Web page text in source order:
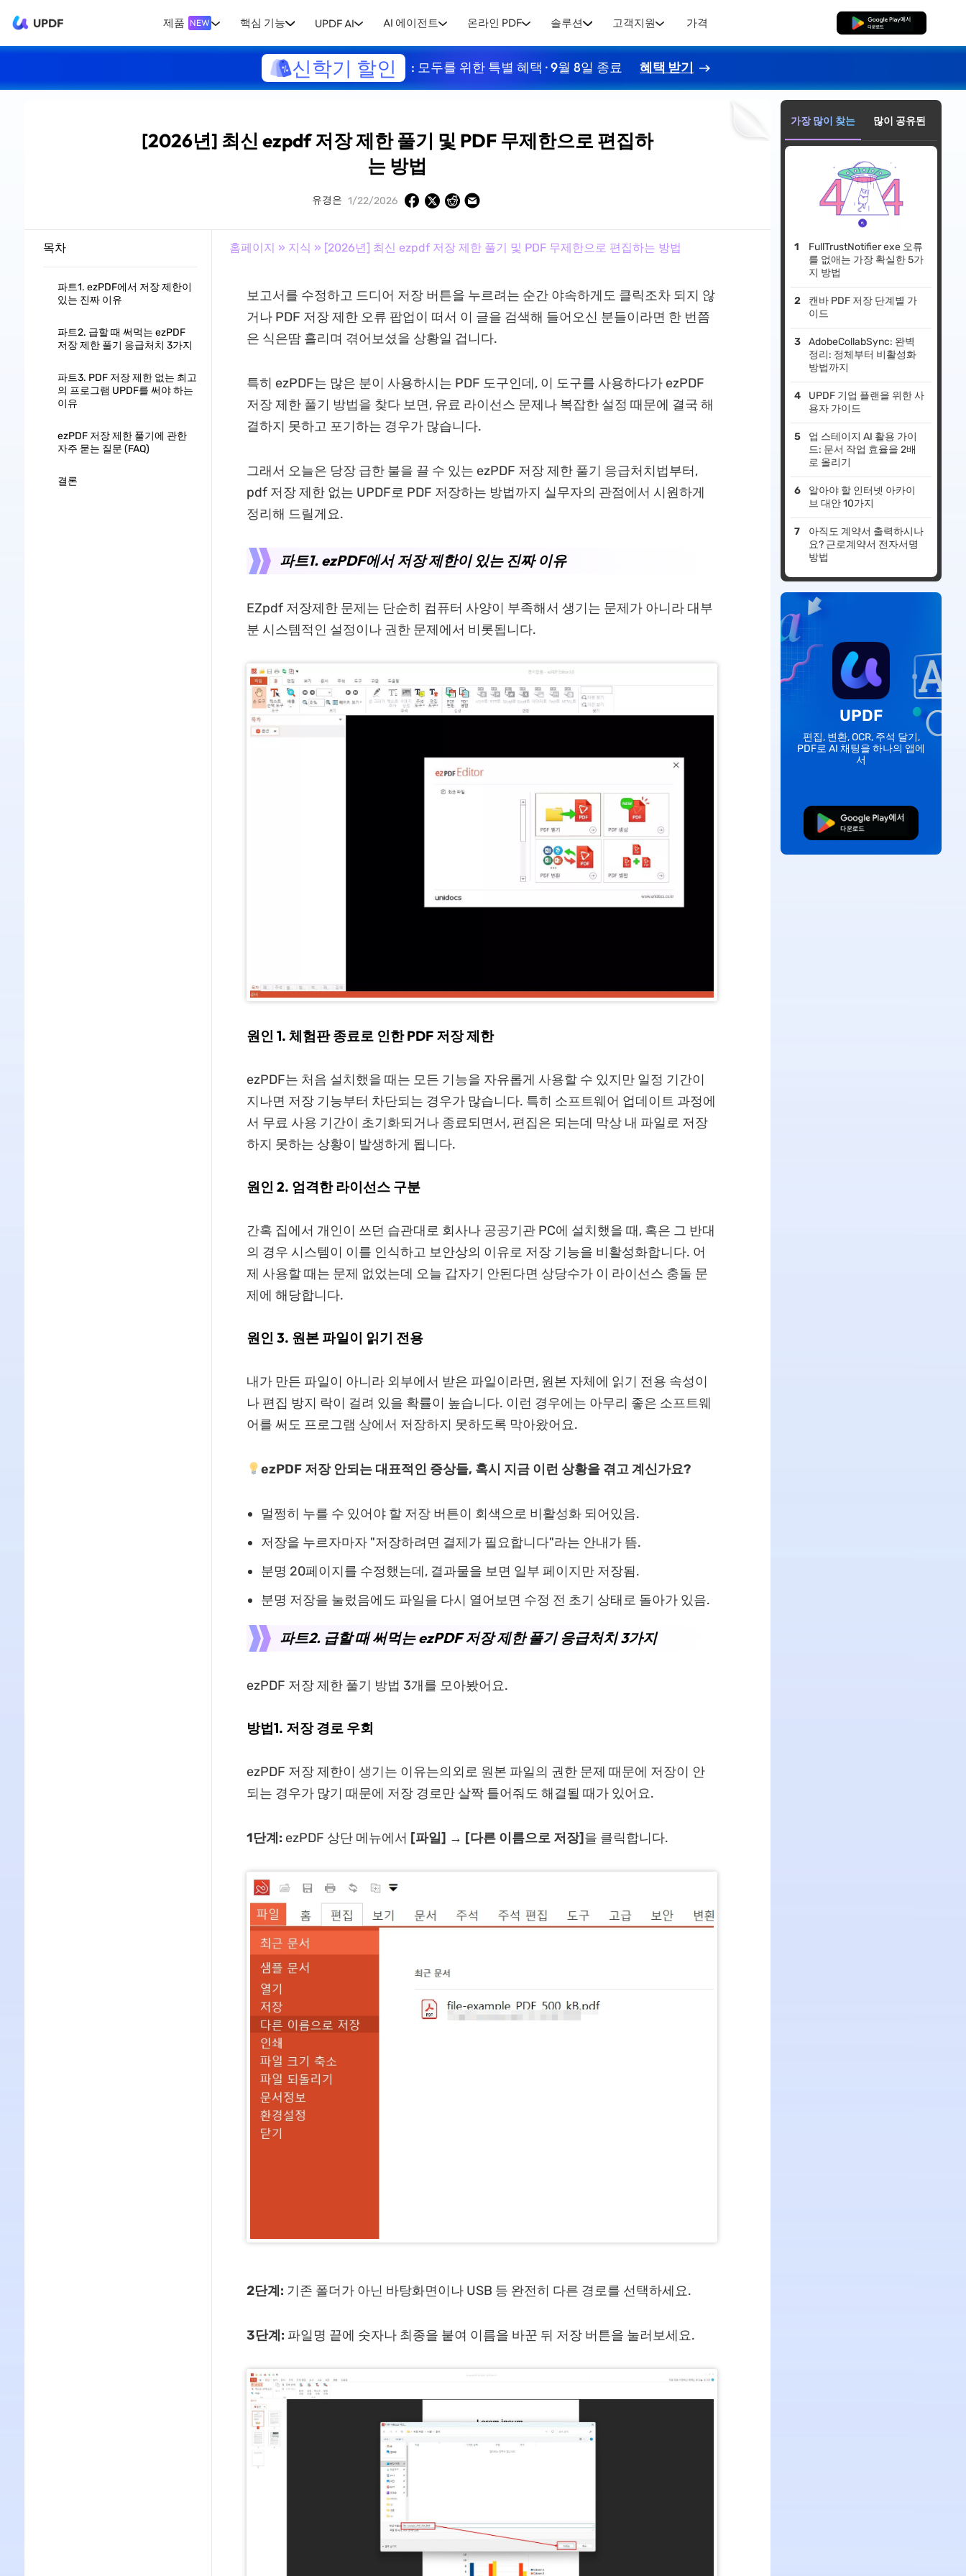
UPDF 제품 NEW 핵심 기능 UPDF AI AI 에이전트 온라인 PDF 솔루션 고객지원 가격 무료로 다운로드
신학기 할인 : 모두를 위한 특별 혜택 · 9월 8일 종료 혜택 받기
[2026년] 최신 ezpdf 저장 제한 풀기 및 PDF 무제한으로 편집하
는 방법
유경은 1/22/2026
목차
파트1. ezPDF에서 저장 제한이
있는 진짜 이유
파트2. 급할 때 써먹는 ezPDF
저장 제한 풀기 응급처치 3가지
파트3. PDF 저장 제한 없는 최고
의 프로그램 UPDF를 써야 하는
이유
ezPDF 저장 제한 풀기에 관한
자주 묻는 질문 (FAQ)
결론
홈페이지 » 지식 » [2026년] 최신 ezpdf 저장 제한 풀기 및 PDF 무제한으로 편집하는 방법
보고서를 수정하고 드디어 저장 버튼을 누르려는 순간 야속하게도 클릭조차 되지 않
거나 PDF 저장 제한 오류 팝업이 떠서 이 글을 검색해 들어오신 분들이라면 한 번쯤
은 식은땀 흘리며 겪어보셨을 상황일 겁니다.
특히 ezPDF는 많은 분이 사용하시는 PDF 도구인데, 이 도구를 사용하다가 ezPDF
저장 제한 풀기 방법을 찾다 보면, 유료 라이선스 문제나 복잡한 설정 때문에 결국 해
결하지 못하고 포기하는 경우가 많습니다.
그래서 오늘은 당장 급한 불을 끌 수 있는 ezPDF 저장 제한 풀기 응급처치법부터,
pdf 저장 제한 없는 UPDF로 PDF 저장하는 방법까지 실무자의 관점에서 시원하게
정리해 드릴게요.
파트1. ezPDF에서 저장 제한이 있는 진짜 이유
EZpdf 저장제한 문제는 단순히 컴퓨터 사양이 부족해서 생기는 문제가 아니라 대부
분 시스템적인 설정이나 권한 문제에서 비롯됩니다.
원인 1. 체험판 종료로 인한 PDF 저장 제한
ezPDF는 처음 설치했을 때는 모든 기능을 자유롭게 사용할 수 있지만 일정 기간이
지나면 저장 기능부터 차단되는 경우가 많습니다. 특히 소프트웨어 업데이트 과정에
서 무료 사용 기간이 초기화되거나 종료되면서, 편집은 되는데 막상 내 파일로 저장
하지 못하는 상황이 발생하게 됩니다.
원인 2. 엄격한 라이선스 구분
간혹 집에서 개인이 쓰던 습관대로 회사나 공공기관 PC에 설치했을 때, 혹은 그 반대
의 경우 시스템이 이를 인식하고 보안상의 이유로 저장 기능을 비활성화합니다. 어
제 사용할 때는 문제 없었는데 오늘 갑자기 안된다면 상당수가 이 라이선스 충돌 문
제에 해당합니다.
원인 3. 원본 파일이 읽기 전용
내가 만든 파일이 아니라 외부에서 받은 파일이라면, 원본 자체에 읽기 전용 속성이
나 편집 방지 락이 걸려 있을 확률이 높습니다. 이런 경우에는 아무리 좋은 소프트웨
어를 써도 프로그램 상에서 저장하지 못하도록 막아왔어요.
ezPDF 저장 안되는 대표적인 증상들, 혹시 지금 이런 상황을 겪고 계신가요?
멀쩡히 누를 수 있어야 할 저장 버튼이 회색으로 비활성화 되어있음.
저장을 누르자마자 "저장하려면 결제가 필요합니다"라는 안내가 뜸.
분명 20페이지를 수정했는데, 결과물을 보면 일부 페이지만 저장됨.
분명 저장을 눌렀음에도 파일을 다시 열어보면 수정 전 초기 상태로 돌아가 있음.
파트2. 급할 때 써먹는 ezPDF 저장 제한 풀기 응급처치 3가지
ezPDF 저장 제한 풀기 방법 3개를 모아봤어요.
방법1. 저장 경로 우회
ezPDF 저장 제한이 생기는 이유는의외로 원본 파일의 권한 문제 때문에 저장이 안
되는 경우가 많기 때문에 저장 경로만 살짝 틀어줘도 해결될 때가 있어요.
1단계: ezPDF 상단 메뉴에서 [파일] → [다른 이름으로 저장] 을 클릭합니다.
2단계: 기존 폴더가 아닌 바탕화면이나 USB 등 완전히 다른 경로를 선택하세요.
3단계: 파일명 끝에 숫자나 최종을 붙여 이름을 바꾼 뒤 저장 버튼을 눌러보세요.
가장 많이 찾는 많이 공유된
FullTrustNotifier exe 오류
를 없애는 가장 확실한 5가
지 방법
캔바 PDF 저장 단계별 가
이드
AdobeCollabSync: 완벽
정리: 정체부터 비활성화
방법까지
UPDF 기업 플랜을 위한 사
용자 가이드
업 스테이지 AI 활용 가이
드: 문서 작업 효율을 2배
로 올리기
알아야 할 인터넷 아카이
브 대안 10가지
아직도 계약서 출력하시나
요? 근로계약서 전자서명
방법
UPDF
편집, 변환, OCR, 주석 달기,
PDF로 AI 채팅을 하나의 앱에
서
무료로 다운로드